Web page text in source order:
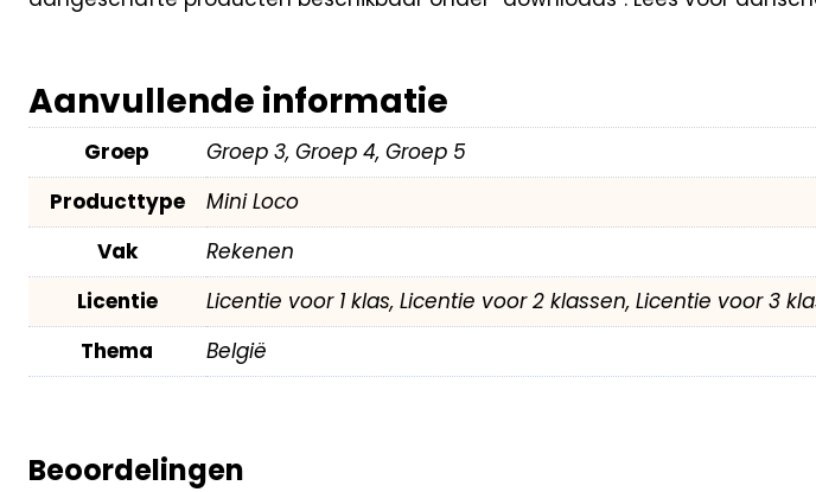
Aanvullende informatie
Groep
Groep 3, Groep 4, Groep 5
Producttype
Mini Loco
Vak
Rekenen
Licentie
Licentie voor 1 klas, Licentie voor 2 klassen, Licentie voor 3
Thema
België
Beoordelingen